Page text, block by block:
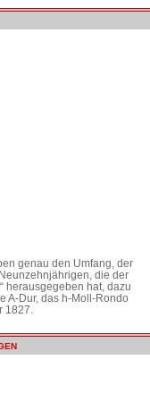
genau den Umfang, der
die der
herausgegeben hat, dazu
A-Dur, das h-Moll-Rondo
1827.